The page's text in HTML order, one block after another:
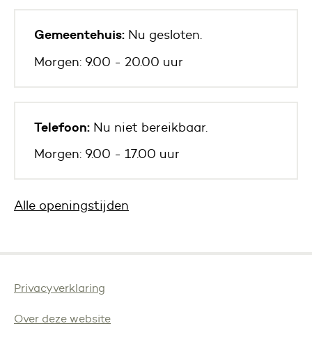
Gemeentehuis: Nu gesloten.
Morgen: 9.00 - 20.00 uur
Telefoon: Nu niet bereikbaar.
Morgen: 9.00 - 17.00 uur
Alle openingstijden
Privacyverklaring
Over deze website